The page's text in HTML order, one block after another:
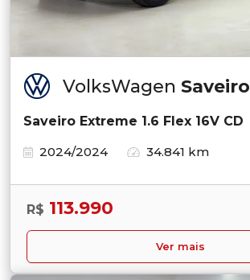
VolksWagen Saveiro
Saveiro Extreme 1.6 Flex 16V CD
2024/2024
34.841 km
R$ 113.990
Ver mais